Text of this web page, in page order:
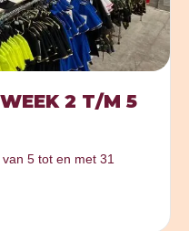
2 T/M 5
5 tot en met 31